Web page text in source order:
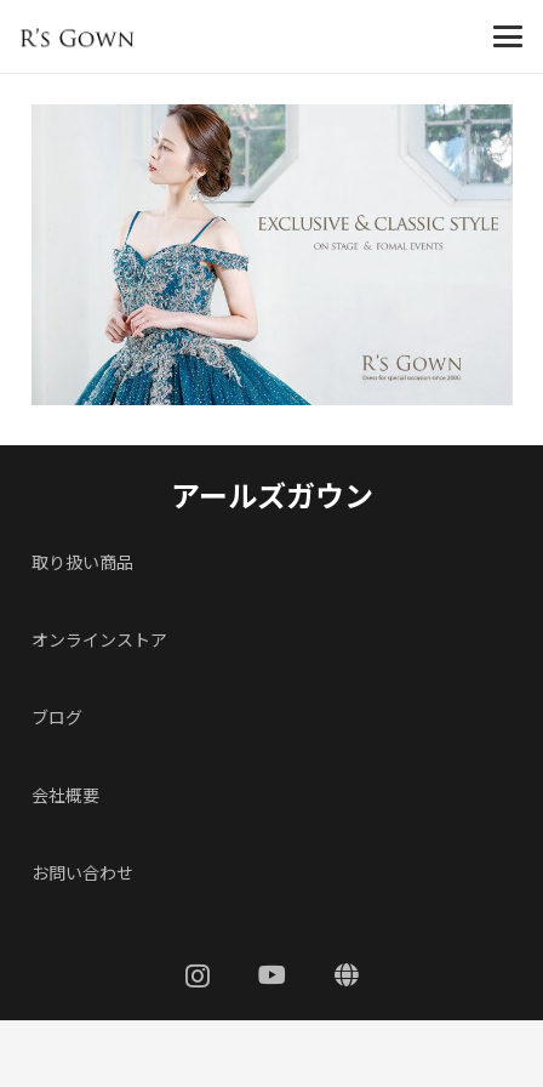
アールズガウン
取り扱い商品
オンラインストア
ブログ
会社概要
お問い合わせ